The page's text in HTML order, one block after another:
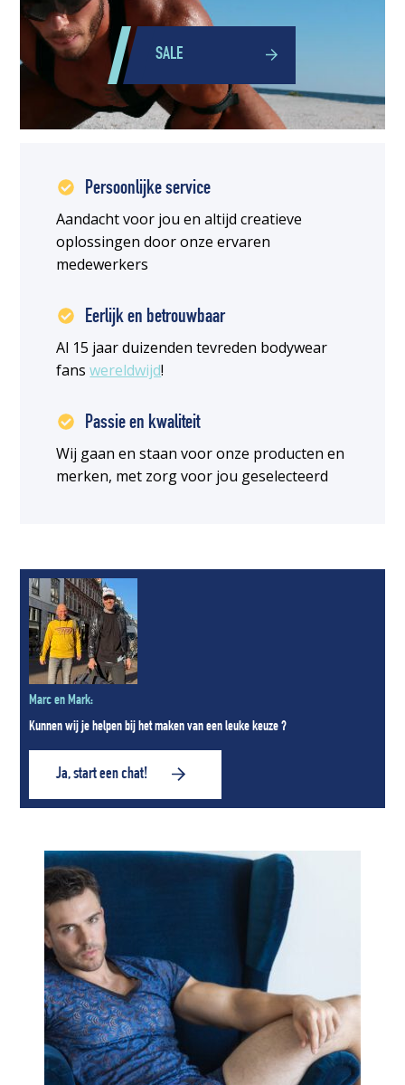
SALE
Persoonlijke service
Aandacht voor jou en altijd creatieve
oplossingen door onze ervaren
medewerkers
Eerlijk en betrouwbaar
Al 15 jaar duizenden tevreden bodywear
fanswereldwijd!
Passie en kwaliteit
Wij gaan en staan voor onze producten en
merken, met zorg voor jou geselecteerd
Marc en Mark:
Kunnen wij je helpen bij het maken van een leuke keuze ?
Ja, start een chat!